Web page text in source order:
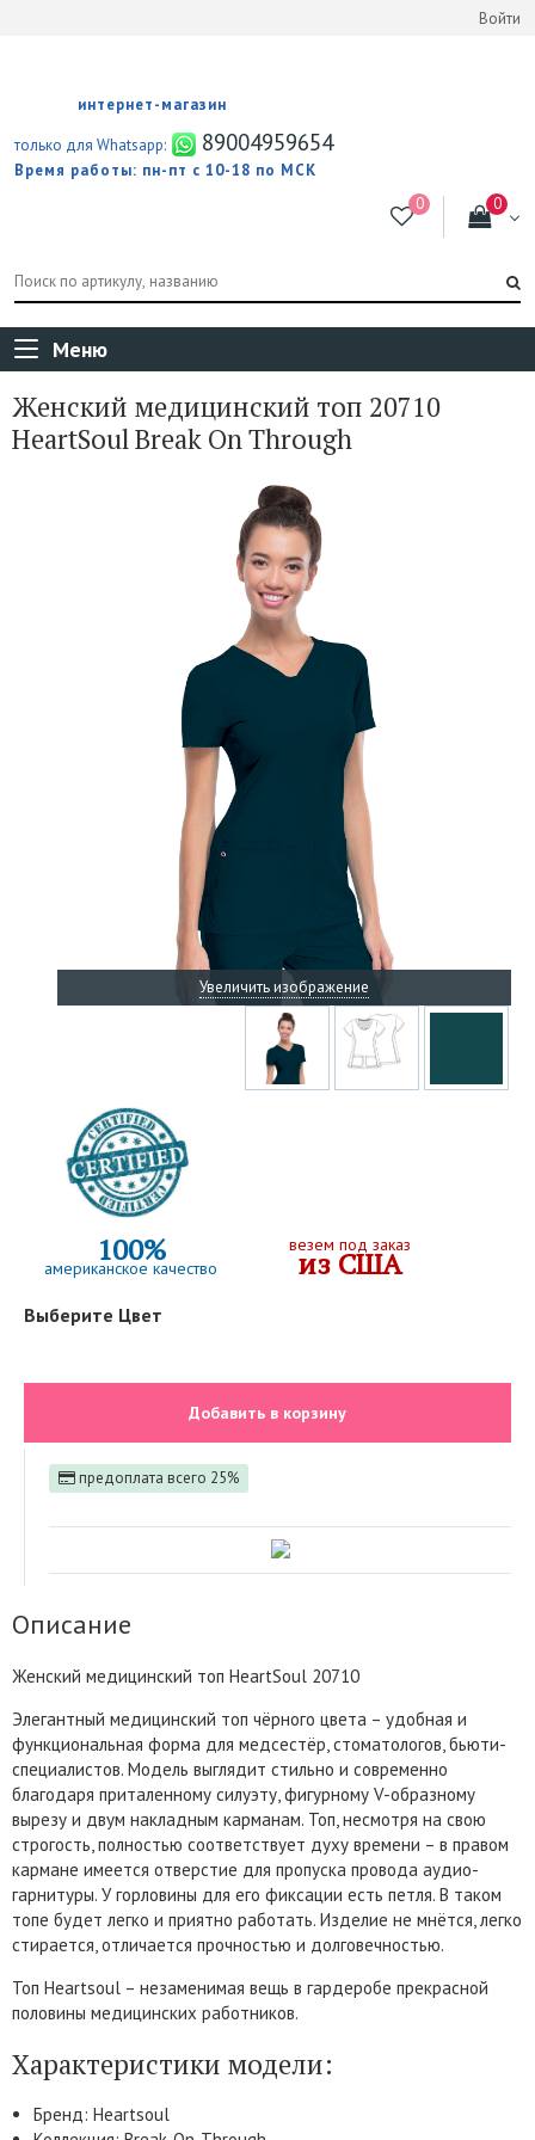
Войти
интернет-магазин
только для Whatsapp:
89004959654
Время работы: пн-пт с 10-18 по МСК
Меню
Женский медицинский топ 20710
HeartSoul Break On Through
Увеличить изображение
100%
американское качество
везем под заказ
из США
Выберите Цвет
Добавить в корзину
предоплата всего 25%
Описание
Женский медицинский топ HeartSoul 20710
Элегантный медицинский топ чёрного цвета – удобная и
функциональная форма для медсестёр, стоматологов, бьюти-
специалистов. Модель выглядит стильно и современно
благодаря приталенному силуэту, фигурному V-образному
вырезу и двум накладным карманам. Топ, несмотря на свою
строгость, полностью соответствует духу времени – в правом
кармане имеется отверстие для пропуска провода аудио-
гарнитуры. У горловины для его фиксации есть петля. В таком
топе будет легко и приятно работать. Изделие не мнётся, легко
стирается, отличается прочностью и долговечностью.
Топ Heartsoul – незаменимая вещь в гардеробе прекрасной
половины медицинских работников.
Характеристики модели:
Бренд: Heartsoul